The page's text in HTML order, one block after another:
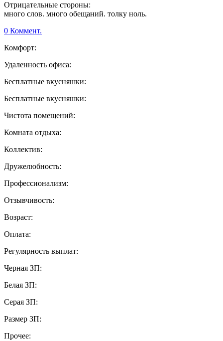
Отрицательные стороны:
много слов. много обещаний. толку ноль.
0 Коммент.
Комфорт:
Удаленность офиса:
Бесплатные вкусняшки:
Бесплатные вкусняшки:
Чистота помещений:
Комната отдыха:
Коллектив:
Дружелюбность:
Профессионализм:
Отзывчивость:
Возраст:
Оплата:
Регулярность выплат:
Черная ЗП:
Белая ЗП:
Серая ЗП:
Размер ЗП:
Прочее: